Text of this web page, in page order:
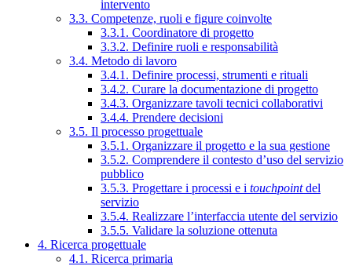
intervento
3.3. Competenze, ruoli e figure coinvolte
3.3.1. Coordinatore di progetto
3.3.2. Definire ruoli e responsabilità
3.4. Metodo di lavoro
3.4.1. Definire processi, strumenti e rituali
3.4.2. Curare la documentazione di progetto
3.4.3. Organizzare tavoli tecnici collaborativi
3.4.4. Prendere decisioni
3.5. Il processo progettuale
3.5.1. Organizzare il progetto e la sua gestione
3.5.2. Comprendere il contesto d’uso del servizio
pubblico
3.5.3. Progettare i processi e i touchpointdel
servizio
3.5.4. Realizzare l’interfaccia utente del servizio
3.5.5. Validare la soluzione ottenuta
4. Ricerca progettuale
4.1. Ricerca primaria